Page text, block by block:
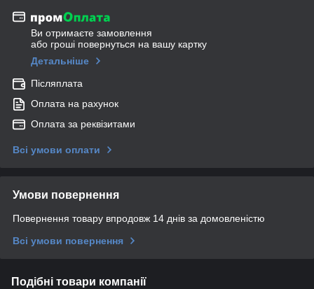
Ви отримаєте замовлення
або гроші повернуться на вашу картку
Детальніше
Післяплата
Оплата на рахунок
Оплата за реквізитами
Всі умови оплати
Умови повернення
Повернення товару впродовж 14 днів за домовленістю
Всі умови повернення
Подібні товари компанії